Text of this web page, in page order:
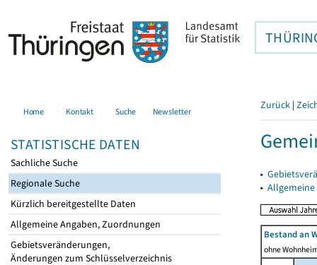
Home Kontakt Suche Newsletter
STATISTISCHE DATEN
Sachliche Suche
Regionale Suche
Kürzlich bereitgestellte Daten
Allgemeine Angaben, Zuordnungen
Gebietsveränderungen,
Änderungen zum Schlüsselverzeichnis
Zurück |
▸
▸
Bestand an
ohne